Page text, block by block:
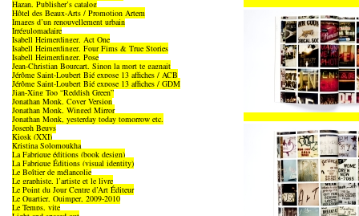
Hazan, Publisher’s catalog
Hôtel des Beaux-Arts / Promotion Artem
Images d’un renouvellement urbain
Irrégulomadaire
Isabell Heimerdinger, Act One
Isabell Heimerdinger, Four Fims & True Stories
Isabell Heimerdinger, Pose
Jean-Christian Bourcart, Sinon la mort te gagnait
Jérôme Saint-Loubert Bié expose 13 affiches / ACB
Jérôme Saint-Loubert Bié expose 13 affiches / GDM
Jian-Xing Too “Reddish Green”
Jonathan Monk, Cover Version
Jonathan Monk, Winged Mirror
Jonathan Monk, yesterday today tomorrow etc.
Joseph Beuys
Kiosk (XXI)
Kristina Solomoukha
La Fabrique éditions (book design)
La Fabrique Éditions (visual identity)
Le Boîtier de mélancolie
Le graphiste, l’artiste et le livre
Le Point du Jour Centre d’Art Éditeur
Le Quartier, Quimper, 2009-2010
Le Temps, vite